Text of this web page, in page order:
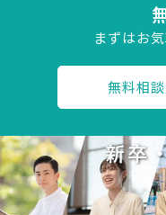
まずはお
無料相